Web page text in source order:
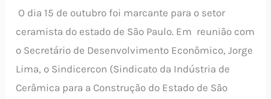
O dia 15 de outubro foi marcante para o setor
ceramista do estado de São Paulo. Em reunião com
o Secretário de Desenvolvimento Econômico, Jorge
Lima, o Sindicercon (Sindicato da Indústria de
Cerâmica para a Construção do Estado de São